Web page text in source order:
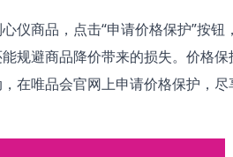
仪商品，点击“申请价格保护”按钮
规避商品降价带来的损失。价格
在唯品会官网上申请价格保护，